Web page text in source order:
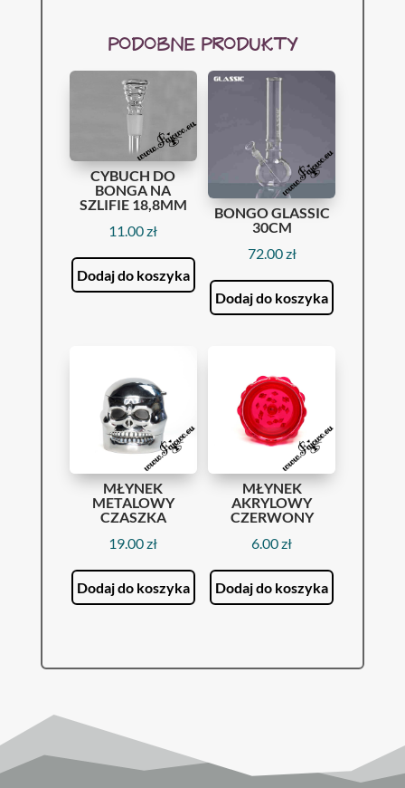
PODOBNE PRODUKTY
CYBUCH DO
BONGA NA
SZLIFIE 18,8MM
11.00zł
Dodaj do koszyka
BONGO GLASSIC
30CM
72.00zł
Dodaj do koszyka
MŁYNEK
METALOWY
CZASZKA
19.00zł
Dodaj do koszyka
MŁYNEK
AKRYLOWY
CZERWONY
6.00zł
Dodaj do koszyka